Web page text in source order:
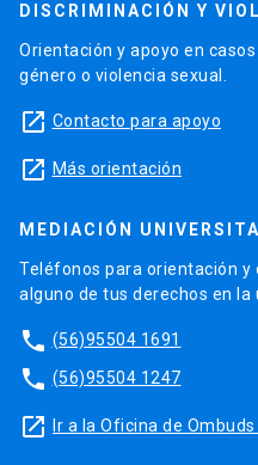
DISCRIMINACIÓN Y
Orientación y apoyo en
género o violencia sexual.
launch Contacto para apoyo
launch Más orientación
MEDIACIÓN
Teléfonos para orientación y
alguno de tus derechos en la
phone (56)95504 1691
phone (56)95504 1247
launch Ir a la Oficina de Ombuds